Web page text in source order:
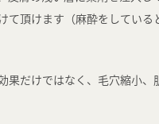
て頂けます（麻酔をしている
果だけではなく、毛穴縮小、